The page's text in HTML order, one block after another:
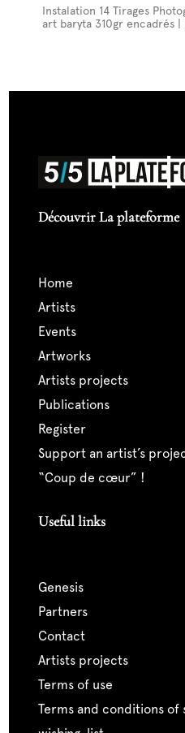
Instalation 14 Tirages
art baryta 310gr encadrés |
Découvrir La plateforme
home
artists
events
artworks
artists projects
publications
register
support an artist’s
“coup de cœur” !
Useful links
genesis
partners
contact
artists projects
terms of use
terms and conditions of